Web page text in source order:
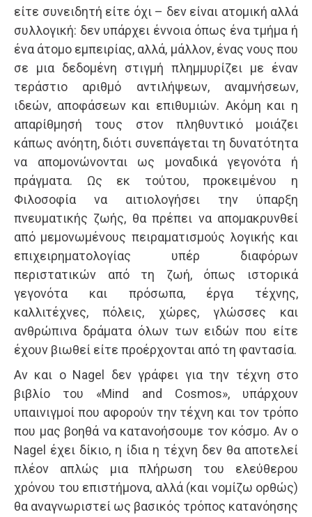
είτε συνειδητή είτε όχι – δεν είναι ατομική αλλά
συλλογική: δεν υπάρχει έννοια όπως ένα τμήμα ή
ένα άτομο εμπειρίας, αλλά, μάλλον, ένας νους που
σε μια δεδομένη στιγμή πλημμυρίζει με έναν
τεράστιο αριθμό αντιλήψεων, αναμνήσεων,
ιδεών, αποφάσεων και επιθυμιών. Ακόμη και η
απαρίθμησή τους στον πληθυντικό μοιάζει
κάπως ανόητη, διότι συνεπάγεται τη δυνατότητα
να απομονώνονται ως μοναδικά γεγονότα ή
πράγματα. Ως εκ τούτου, προκειμένου η
Φιλοσοφία να αιτιολογήσει την ύπαρξη
πνευματικής ζωής, θα πρέπει να απομακρυνθεί
από μεμονωμένους πειραματισμούς λογικής και
επιχειρηματολογίας υπέρ διαφόρων
περιστατικών από τη ζωή, όπως ιστορικά
γεγονότα και πρόσωπα, έργα τέχνης,
καλλιτέχνες, πόλεις, χώρες, γλώσσες και
ανθρώπινα δράματα όλων των ειδών που είτε
έχουν βιωθεί είτε προέρχονται από τη φαντασία.
Αν και ο Nagel δεν γράφει για την τέχνη στο
βιβλίο του «Mind and Cosmos», υπάρχουν
υπαινιγμοί που αφορούν την τέχνη και τον τρόπο
που μας βοηθά να κατανοήσουμε τον κόσμο. Αν ο
Nagel έχει δίκιο, η ίδια η τέχνη δεν θα αποτελεί
πλέον απλώς μια πλήρωση του ελεύθερου
χρόνου του επιστήμονα, αλλά (και νομίζω ορθώς)
θα αναγνωριστεί ως βασικός τρόπος κατανόησης